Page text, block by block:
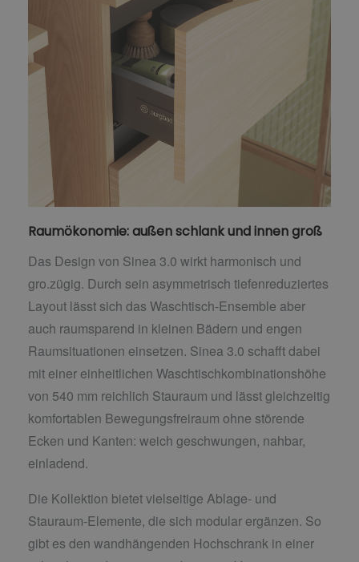
Raumökonomie: außen schlank und innen groß
Das Design von Sinea 3.0 wirkt harmonisch und
gro.zügig. Durch sein asymmetrisch tiefenreduziertes
Layout lässt sich das Waschtisch-Ensemble aber
auch raumsparend in kleinen Bädern und engen
Raumsituationen einsetzen. Sinea 3.0 schafft dabei
mit einer einheitlichen Waschtischkombinationshöhe
von 540 mm reichlich Stauraum und lässt gleichzeitig
komfortablen Bewegungsfreiraum ohne störende
Ecken und Kanten: weich geschwungen, nahbar,
einladend.
Die Kollektion bietet vielseitige Ablage- und
Stauraum-Elemente, die sich modular ergänzen. So
gibt es den wandhängenden Hochschrank in einer